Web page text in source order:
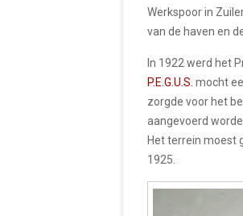
Werkspoor in
van de haven en
In 1922 werd het
P.E.G.U.S. mocht
zorgde voor het
aangevoerd
Het terrein moest
1925.